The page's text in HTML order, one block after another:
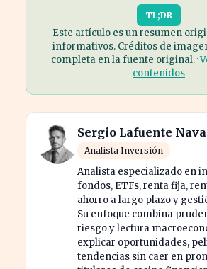
TL;DR
Este artículo es un resumen
informativos. Créditos de
completa en la fuente original. ·
contenidos
Sergio Lafuente
Analista Inversión
Analista especializado en
fondos, ETFs, renta fija,
ahorro a largo plazo y
Su enfoque combina
riesgo y lectura
explicar oportunidades,
tendencias sin caer en